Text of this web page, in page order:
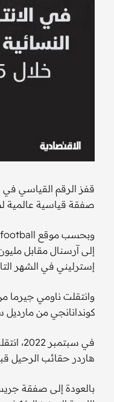
صفقة قياسية عالمية لضم
إسترليني في الشهر
كوندانانجي من مارديل سي إف إف إلى
هاردر حقائب الرحيل قبلها
بالعودة إلى صفقة